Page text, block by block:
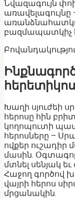
Նվազագույն
առավելագույնը
բազմապատկիչ է
Խաղի սյուժեի
հերոսը հին
կողոպուտի
հերոսները –
ովքեր ուշադիր
մասին.
մտնել սենյակ
Հաջող գործով
վայրի հերոս
մրցանակին.